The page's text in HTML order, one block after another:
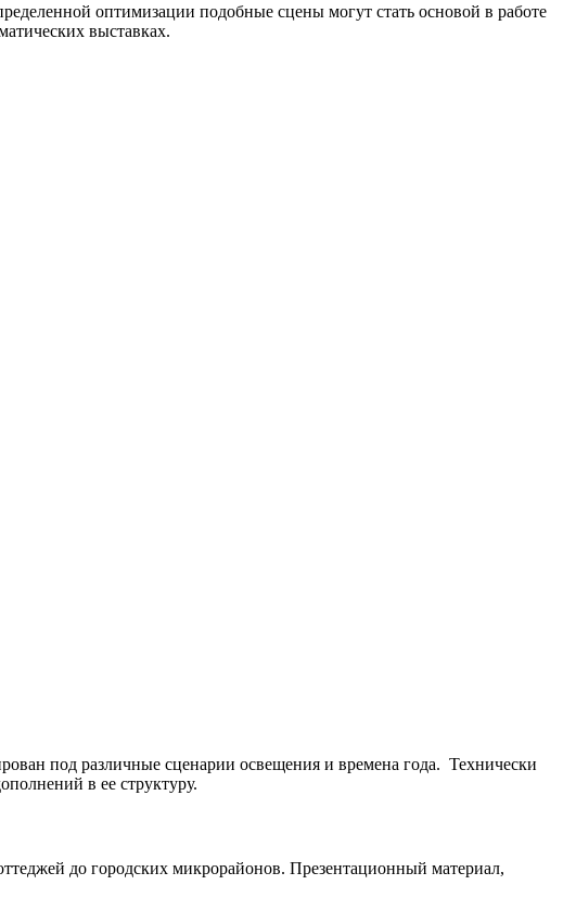
оптимизации подобные сцены могут стать основой в работе
выставках.
под различные сценарии освещения и времена года. Технически
в ее структуру.
до городских микрорайонов. Презентационный материал,